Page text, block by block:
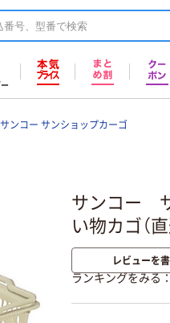
ンコー サンショップカーゴ
サンコー
い物カゴ（直
レビューを
ランキングをみる